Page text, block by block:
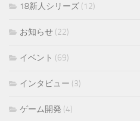
18新人シリーズ (12)
お知らせ (22)
イベント (69)
インタビュー (3)
ゲーム開発 (4)